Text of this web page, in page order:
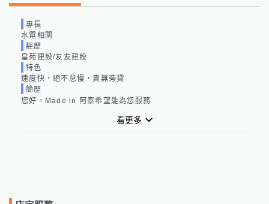
專長
水電相關
經歷
皇苑建設/友友建設
特色
速度快，絕不怠慢，責無旁貸
簡歷
您好，Made in 阿泰希望能為您服務
看更多